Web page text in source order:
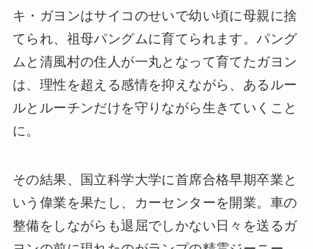
キ・ガヨンはサイコのせいで幼い頃に母親に捨
てられ、祖母パングムに育てられます。パング
ムと清風村の住人が一丸となって育てたガヨン
は、理性を超える感情を抑えながら、あるルー
ルとルーチンだけを守りながら生きていくこと
に。
その結果、国立科学大学に首席合格早期卒業と
いう偉業を果たし、カーセンターを開業。車の
整備をしながらも退屈でしかない日々を送るガ